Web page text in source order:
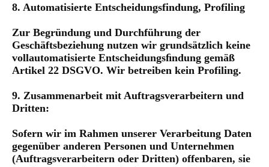
8. Automatisierte Entscheidungsfindung, Profiling
Zur Begründung und Durchführung der
Geschäftsbeziehung nutzen wir grundsätzlich keine
vollautomatisierte Entscheidungsﬁndung gemäß
Artikel 22 DSGVO. Wir betreiben kein Profiling.
9. Zusammenarbeit mit Auftragsverarbeitern und
Dritten:
Sofern wir im Rahmen unserer Verarbeitung Daten
gegenüber anderen Personen und Unternehmen
(Auftragsverarbeitern oder Dritten) offenbaren, sie